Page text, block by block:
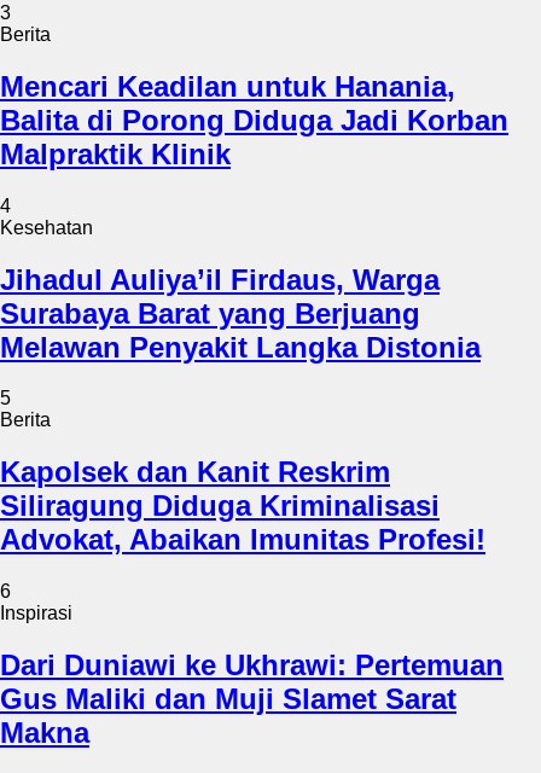
3
Berita
Mencari Keadilan untuk Hanania,
Balita di Porong Diduga Jadi Korban
Malpraktik Klinik
4
Kesehatan
Jihadul Auliya’il Firdaus, Warga
Surabaya Barat yang Berjuang
Melawan Penyakit Langka Distonia
5
Berita
Kapolsek dan Kanit Reskrim
Siliragung Diduga Kriminalisasi
Advokat, Abaikan Imunitas Profesi!
6
Inspirasi
Dari Duniawi ke Ukhrawi: Pertemuan
Gus Maliki dan Muji Slamet Sarat
Makna